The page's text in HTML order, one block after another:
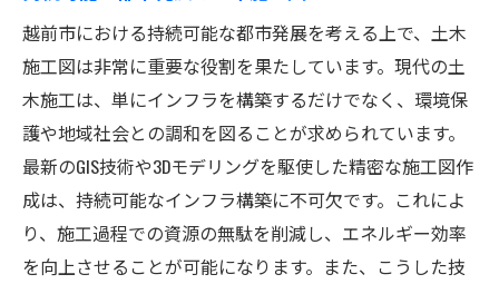
越前市における持続可能な都市発展を考える上で、土木
施工図は非常に重要な役割を果たしています。現代の土
木施工は、単にインフラを構築するだけでなく、環境保
護や地域社会との調和を図ることが求められています。
最新のGIS技術や3Dモデリングを駆使した精密な施工図作
成は、持続可能なインフラ構築に不可欠です。これによ
り、施工過程での資源の無駄を削減し、エネルギー効率
を向上させることが可能になります。また、こうした技